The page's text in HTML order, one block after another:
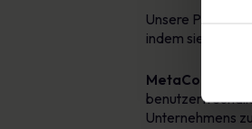
Unsere
indem sie es
Unternehmens